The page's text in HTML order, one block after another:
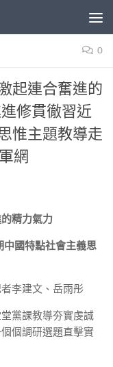
0
起連合奮進的
修貫徹習近
惟主題教導走
網
精力氣力
國特點社會主義思
李建文、岳雨彤
黨課教導夯實虔誠
個調研選題直擊實